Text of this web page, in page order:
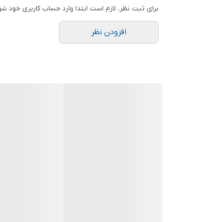
برای ثبت نظر، لازم است ابتدا وارد حساب کاربری خود
افزودن نظر